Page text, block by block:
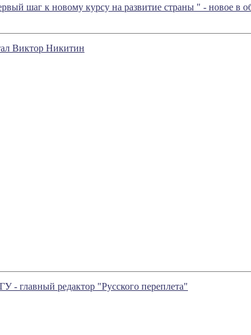
шаг к новому курсу на развитие страны " - новое в
Виктор Никитин
- главный редактор "Русского переплета"